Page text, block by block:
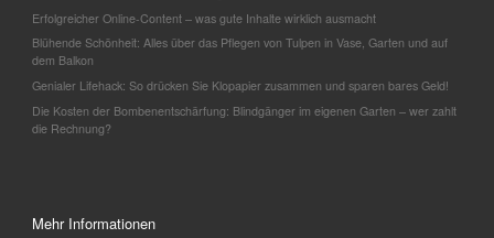
Erfolgreicher Online-Content – was gute Inhalte wirklich ausmacht
Blühende Schönheit: Alles über das Pflegen von Tulpen in Vase, Garten und auf
dem Balkon
Genialer Lifehack: So drücken Sie Klopapier zusammen und sparen bares Geld!
Die Kosten der Bombenentschärfung: Blindgänger im eigenen Garten – wer zahlt
die Rechnung?
Mehr Informationen